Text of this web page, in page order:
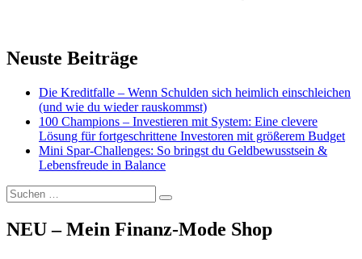
Neuste Beiträge
Die Kreditfalle – Wenn Schulden sich heimlich einschleichen
(und wie du wieder rauskommst)
100 Champions – Investieren mit System: Eine clevere
Lösung für fortgeschrittene Investoren mit größerem Budget
Mini Spar-Challenges: So bringst du Geldbewusstsein &
Lebensfreude in Balance
Suchen
nach:
Suchen
NEU – Mein Finanz-Mode Shop